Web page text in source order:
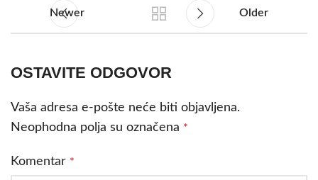
Newer Older
OSTAVITE ODGOVOR
Vaša adresa e-pošte neće biti objavljena.
Neophodna polja su označena *
Komentar *